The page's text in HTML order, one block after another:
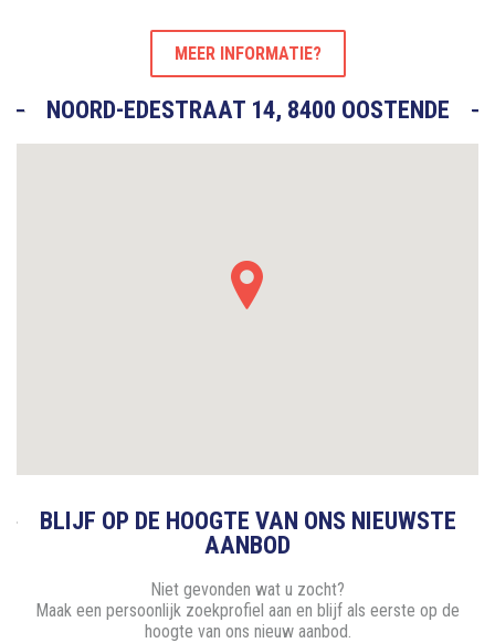
MEER INFORMATIE?
NOORD-EDESTRAAT 14, 8400 OOSTENDE
BLIJF OP DE HOOGTE VAN ONS NIEUWSTE
AANBOD
Niet gevonden wat u zocht?
Maak een persoonlijk zoekprofiel aan en blijf als eerste op de
hoogte van ons nieuw aanbod.